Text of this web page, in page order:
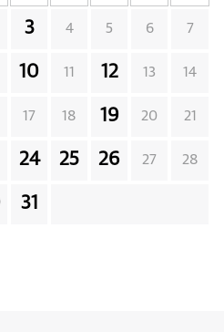
3 4 5 6 7
10 11 12 13 14
17 18 19 20 21
24 25 26 27 28
31